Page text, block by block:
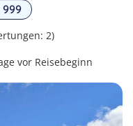
999
2)
vor Reisebeginn